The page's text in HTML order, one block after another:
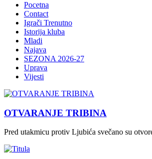
Pocetna
Contact
Igrači Trenutno
Istorija kluba
Mladi
Najava
SEZONA 2026-27
Uprava
Vijesti
OTVARANJE TRIBINA
Pred utakmicu protiv Ljubića svečano su